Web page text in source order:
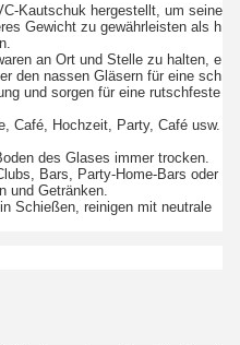
Kautschuk hergestellt, um seine
Gewicht zu gewährleisten als h
an Ort und Stelle zu halten, e
den nassen Gläsern für eine sch
und sorgen für eine rutschfeste
Café, Hochzeit, Party, Café usw.
des Glases immer trocken.
Bars, Party-Home-Bars oder
und Getränken.
Schießen, reinigen mit neutrale